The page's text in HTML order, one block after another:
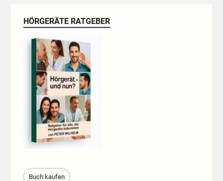
HÖRGERÄTE RATGEBER
Buch kaufen